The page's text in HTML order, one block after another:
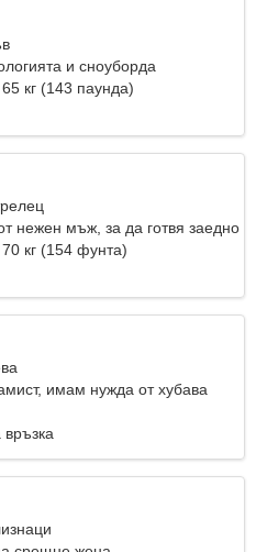
и сноуборда
кг (143 паунда)
нежен мъж, за да готвя заедно
кг (154 фунта)
имам нужда от хубава
връзка